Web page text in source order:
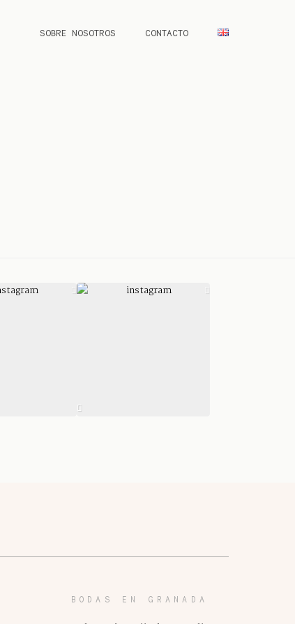
SOBRE NOSOTROS CONTACTO
BODAS EN GRANADA